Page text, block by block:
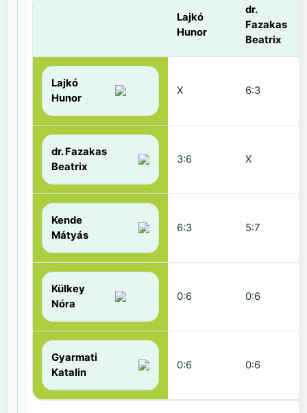
Lajkó
Hunor
dr.
Fazakas
Beatrix
Lajkó
Hunor
X 6:3
dr. Fazakas
Beatrix
3:6 X
Kende
Mátyás
6:3 5:7
Külkey
Nóra
0:6 0:6
Gyarmati
Katalin
0:6 0:6